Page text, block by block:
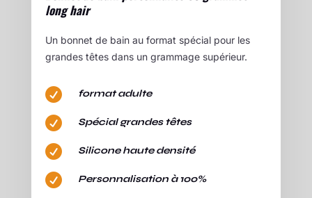
long hair
Un bonnet de bain au format spécial pour les
grandes têtes dans un grammage supérieur.
 format adulte
 Spécial grandes têtes
 Silicone haute densité
 Personnalisation à 100%